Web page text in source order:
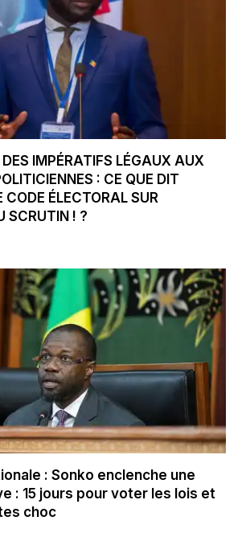
IMPÉRATIFS LÉGAUX AUX
: CE QUE DIT
CODE ÉLECTORAL SUR
SCRUTIN ! ?
: Sonko enclenche une
: 15 jours pour voter les lois et
choc